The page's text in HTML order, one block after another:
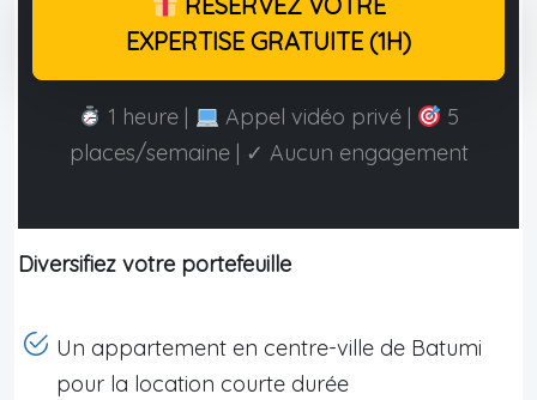
EXPERTISE GRATUITE (1H)
1 heure | Appel vidéo privé |
5
places/semaine | ✓ Aucun engagement
Diversifiez votre portefeuille
Un appartement en centre-ville de Batumi
pour la location courte durée